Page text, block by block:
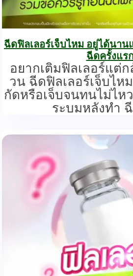
ฉีดฟิลเลอร์เจ็บไหม อยู่ได้นา
ฉีดครั้งแร
อยากเติมฟิลเลอร์แต่ก
วน ฉีดฟิลเลอร์เจ็บไห
กัดหรือเจ็บจนทนไม่ไห
ระบมหลังทำ